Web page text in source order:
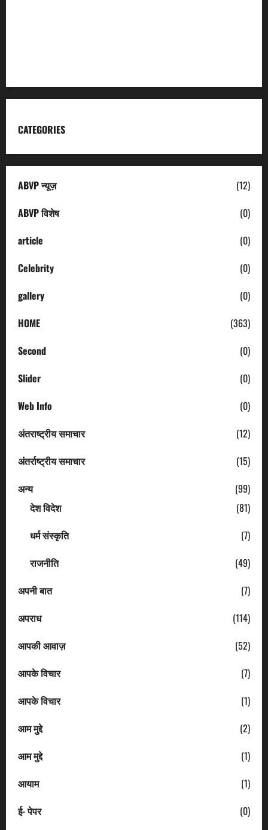
CATEGORIES
ABVP न्यूज़
(12)
ABVP विशेष
(0)
article
(0)
Celebrity
(0)
gallery
(0)
HOME
(363)
Second
(0)
Slider
(0)
Web Info
(0)
अंतराष्ट्रीय समाचार
(12)
अंतर्राष्ट्रीय समाचार
(15)
अन्य
(99)
देश विदेश
(81)
धर्म संस्कृति
(7)
राजनीति
(49)
अपनी बात
(7)
अपराध
(114)
आपकी आवाज़
(52)
आपके विचार
(7)
आपके विचार
(1)
आम मुद्दे
(2)
आम मुद्दे
(1)
आयाम
(1)
ई- पेपर
(0)